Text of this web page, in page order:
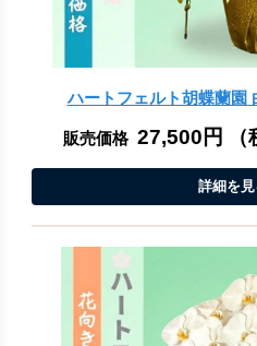
ハートフェルト胡蝶蘭園
販売価格 27,500円